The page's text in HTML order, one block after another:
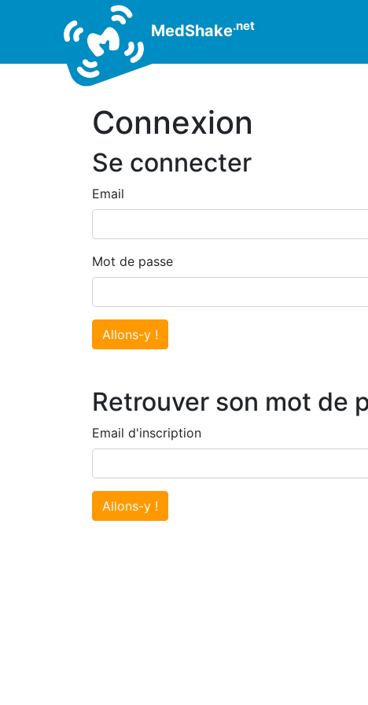
MedShake.net
Connexion
Se connecter
Email
Mot de passe
Allons-y !
Retrouver son mot de
Email d'inscription
Allons-y !